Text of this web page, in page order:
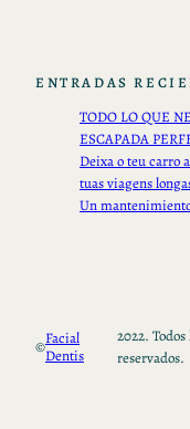
ENTRADAS
TODO LO QUE
ESCAPADA
Deixa o teu carro
tuas viagens
Un
©Facial
Dentis
2022.
reservados.